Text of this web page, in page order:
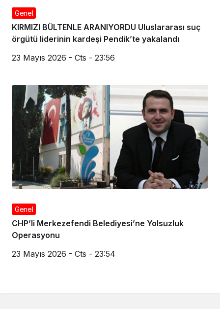
Genel
KIRMIZI BÜLTENLE ARANIYORDU Uluslararası suç
örgütü liderinin kardeşi Pendik’te yakalandı
23 Mayıs 2026 - Cts - 23:56
Genel
CHP’li Merkezefendi Belediyesi’ne Yolsuzluk
Operasyonu
23 Mayıs 2026 - Cts - 23:54